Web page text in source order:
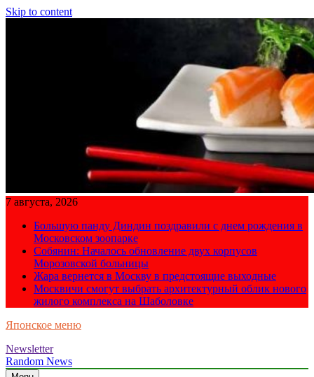
Skip to content
7 августа, 2026
Большую панду Диндин поздравили с днем рождения в
Московском зоопарке
Собянин: Началось обновление двух корпусов
Морозовской больницы
Жара вернется в Москву в предстоящие выходные
Москвичи смогут выбрать архитектурный облик нового
жилого комплекса на Шаболовке
Японское меню
Newsletter
Random News